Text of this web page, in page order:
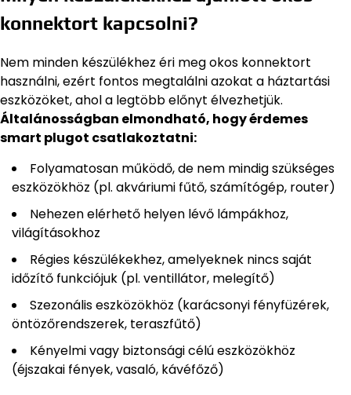
konnektort kapcsolni?
Nem minden készülékhez éri meg okos konnektort
használni, ezért fontos megtalálni azokat a háztartási
eszközöket, ahol a legtöbb előnyt élvezhetjük.
Általánosságban elmondható, hogy érdemes
smart plugot csatlakoztatni:
Folyamatosan működő, de nem mindig szükséges
eszközökhöz (pl. akváriumi fűtő, számítógép, router)
Nehezen elérhető helyen lévő lámpákhoz,
világításokhoz
Régies készülékekhez, amelyeknek nincs saját
időzítő funkciójuk (pl. ventillátor, melegítő)
Szezonális eszközökhöz (karácsonyi fényfüzérek,
öntözőrendszerek, teraszfűtő)
Kényelmi vagy biztonsági célú eszközökhöz
(éjszakai fények, vasaló, kávéfőző)